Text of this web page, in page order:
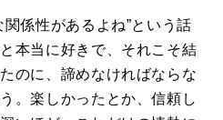
関係性があるよね”という話
本当に好きで、それこそ結
のに、諦めなければならな
。楽しかったとか、信頼し